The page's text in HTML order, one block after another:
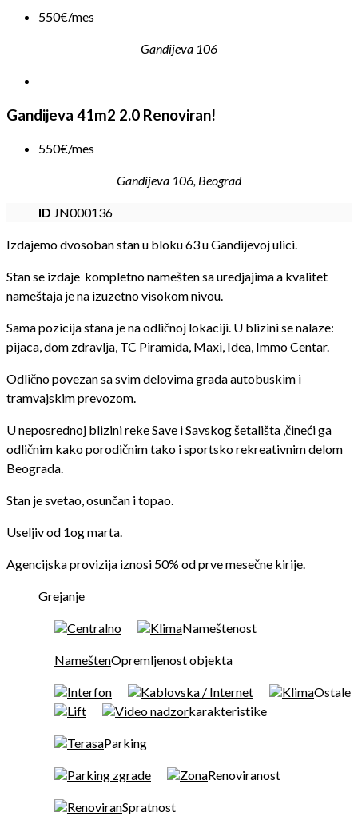
550€/mes
Gandijeva 106
Gandijeva 41m2 2.0 Renoviran!
550€/mes
Gandijeva 106, Beograd
ID JN000136
Izdajemo dvosoban stan u bloku 63 u Gandijevoj ulici.
Stan se izdaje kompletno namešten sa uredjajima a kvalitet
nameštaja je na izuzetno visokom nivou.
Sama pozicija stana je na odličnoj lokaciji. U blizini se nalaze:
pijaca, dom zdravlja, TC Piramida, Maxi, Idea, Immo Centar.
Odlično povezan sa svim delovima grada autobuskim i
tramvajskim prevozom.
U neposrednoj blizini reke Save i Savskog šetališta ,čineći ga
odličnim kako porodičnim tako i sportsko rekreativnim delom
Beograda.
Stan je svetao, osunčan i topao.
Useljiv od 1og marta.
Agencijska provizija iznosi 50% od prve mesečne kirije.
Grejanje
Centralno KlimaNameštenost
NameštenOpremljenost objekta
Interfon Kablovska / Internet
Klima
Lift
Video nadzor
Ostale
karakteristike
TerasaParking
Parking zgrade ZonaRenoviranost
RenoviranSpratnost